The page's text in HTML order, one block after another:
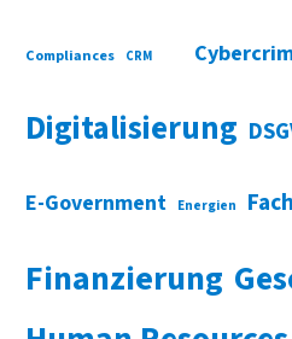
Compliances CRM
Digitalisierung
E-Government Energien
Finanzierung